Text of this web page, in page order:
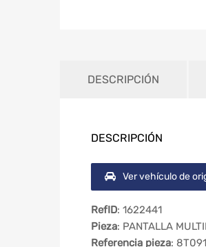
DESCRIPCIÓN
DESCRIPCIÓN
Ver vehículo de
RefID: 1622441
Pieza: PANTALLA
Referencia pieza: